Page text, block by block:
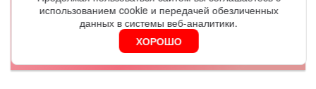
ОФОРМИТЬ
Я согласен на обработкуперсональных данных
использованием cookie и передачей обезличенных
данных в системы веб-аналитики.
ХОРОШО